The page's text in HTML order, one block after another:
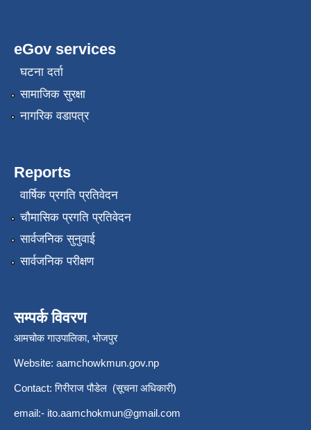
eGov services
घटना दर्ता
सामाजिक सुरक्षा
नागरिक वडापत्र
Reports
वार्षिक प्रगति प्रतिवेदन
चौमासिक प्रगति प्रतिवेदन
सार्वजनिक सुनुवाई
सार्वजनिक परीक्षण
सम्पर्क विवरण
आमचोक गाउपालिका, भोजपुर
Website: aamchowkmun.gov.np
Contact: गिरीराज पौडेल (सूचना अधिकारी)
email:- ito.aamchokmun@gmail.com